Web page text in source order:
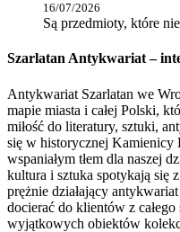
16/07/2026
Są przedmioty, które
Szarlatan Antykwariat –
Antykwariat Szarlatan we
mapie miasta i całej Polski,
miłość do literatury, sztuki,
się w historycznej Kamienicy
wspaniałym tłem dla naszej
kultura i sztuka spotykają się
prężnie działający
docierać do klientów z
wyjątkowych obiektów